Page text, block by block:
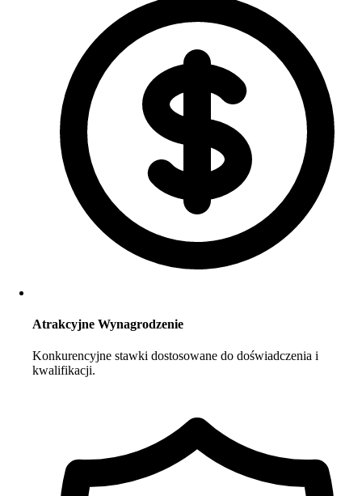
Atrakcyjne Wynagrodzenie
Konkurencyjne stawki dostosowane do doświadczenia i
kwalifikacji.